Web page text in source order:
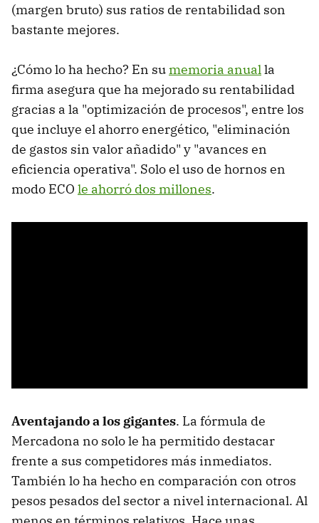
(margen bruto) sus ratios de rentabilidad son
bastante mejores.
¿Cómo lo ha hecho? En sumemoria anual la
firma asegura que ha mejorado su rentabilidad
gracias a la "optimización de procesos", entre los
que incluye el ahorro energético, "eliminación
de gastos sin valor añadido" y "avances en
eficiencia operativa". Solo el uso de hornos en
modo ECO le ahorró dos millones.
Aventajando a los gigantes. La fórmula de
Mercadona no solo le ha permitido destacar
frente a sus competidores más inmediatos.
También lo ha hecho en comparación con otros
pesos pesados del sector a nivel internacional. Al